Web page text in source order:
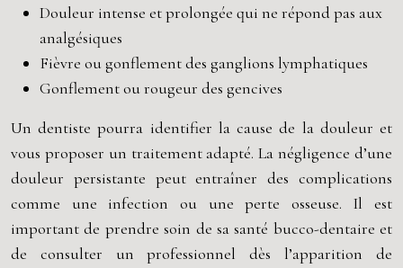
Douleur intense et prolongée qui ne répond pas aux
analgésiques
Fièvre ou gonflement des ganglions lymphatiques
Gonflement ou rougeur des gencives
Un dentiste pourra identifier la cause de la douleur et
vous proposer un traitement adapté. La négligence d’une
douleur persistante peut entraîner des complications
comme une infection ou une perte osseuse. Il est
important de prendre soin de sa santé bucco-dentaire et
de consulter un professionnel dès l’apparition de